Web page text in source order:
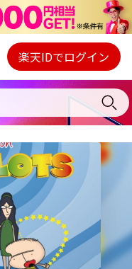
Webプレイヤー
契約内容の確認・変更
楽天IDでログイン